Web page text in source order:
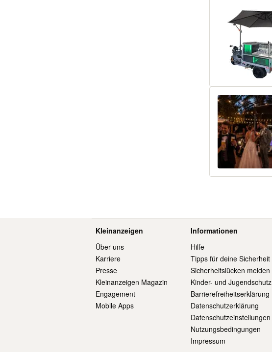
Kleinanzeigen
Über uns
Karriere
Presse
Kleinanzeigen Magazin
Engagement
Mobile Apps
Informationen
Hilfe
Tipps für deine Sicherheit
Sicherheitslücken melden
Kinder- und Jugendschutz
Barrierefreiheitserklärung
Datenschutzerklärung
Datenschutzeinstellungen
Nutzungsbedingungen
Impressum